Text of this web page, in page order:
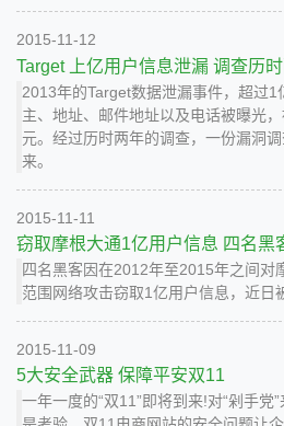
2015-11-12
Target 上亿用户信息泄漏 调查历
2013年的Target数据泄漏事件，超过1
主、地址、邮件地址以及电话被曝光
元。经过历时两年的调查，一份漏洞
来。
2015-11-11
窃取摩根大通1亿用户信息 四名黑
四名黑客因在2012年至2015年之间对
范围网络攻击窃取1亿用户信息，近日
2015-11-09
5大安全武器 保障平安双11
一年一度的“双11”即将到来!对“剁手党